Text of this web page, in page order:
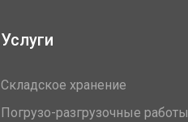
Услуги
Складское хранение
Погрузо-разгрузочные работы